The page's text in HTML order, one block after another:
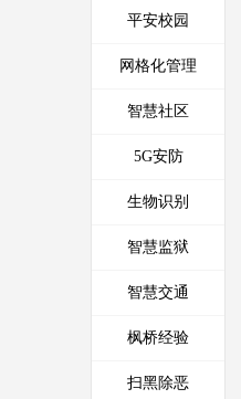
平安校园
网格化管理
智慧社区
5G安防
生物识别
智慧监狱
智慧交通
枫桥经验
扫黑除恶
郑州市提升反暴恐实战化水平
人工智能在反恐处突与安保巡